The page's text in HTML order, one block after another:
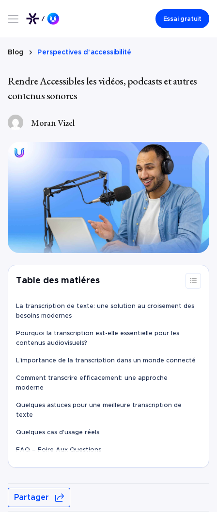
Essai gratuit
Blog Perspectives d'accessibilité
Rendre Accessibles les vidéos, podcasts et autres
contenus sonores
Moran Vizel
Table des matiéres
La transcription de texte: une solution au croisement des
besoins modernes
Pourquoi la transcription est-elle essentielle pour les
contenus audiovisuels?
L’importance de la transcription dans un monde connecté
Comment transcrire efficacement: une approche
moderne
Quelques astuces pour une meilleure transcription de
texte
Quelques cas d’usage réels
FAQ – Foire Aux Questions
Partager